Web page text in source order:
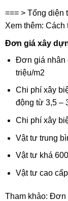
=== > Tổng diện
Xem thêm: Cách
Đơn giá xây
Đơn giá nhân
triệu/m2
Chi phí xây
động từ 3,5 –
Chi phí xây
Vật tư trung
Vật tư khá
Vật tư cao
Tham khảo: Đơn